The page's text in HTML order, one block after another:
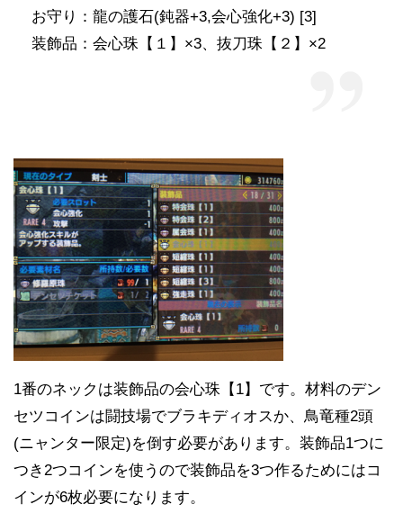
お守り：龍の護石(鈍器+3,会心強化+3) [3]
装飾品：会心珠【１】×3、抜刀珠【２】×2
1番のネックは装飾品の会心珠【1】です。材料のデン
セツコインは闘技場でブラキディオスか、鳥竜種2頭
(ニャンター限定)を倒す必要があります。装飾品1つに
つき2つコインを使うので装飾品を3つ作るためにはコ
インが6枚必要になります。